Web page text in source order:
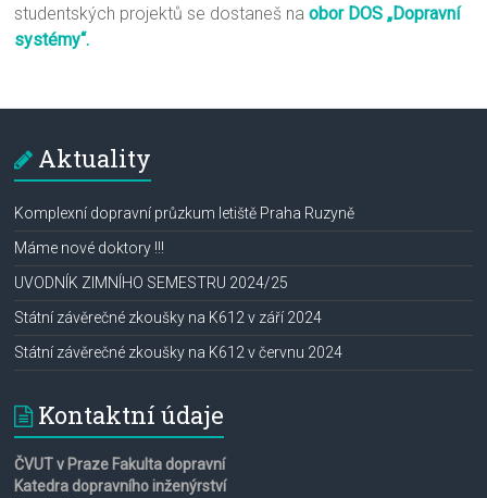
studentských projektů se dostaneš naobor DOS „Dopravní
systémy“.
Aktuality
Komplexní dopravní průzkum letiště Praha Ruzyně
Máme nové doktory !!!
UVODNÍK ZIMNÍHO SEMESTRU 2024/25
Státní závěrečné zkoušky na K612 v září 2024
Státní závěrečné zkoušky na K612 v červnu 2024
Kontaktní údaje
ČVUT v Praze Fakulta dopravní
Katedra dopravního inženýrství